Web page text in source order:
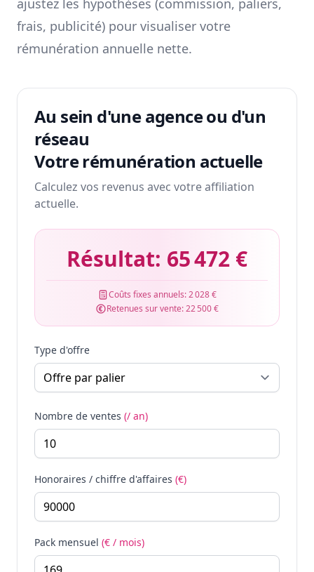
ajustez les hypothèses (commission, paliers,
frais, publicité) pour visualiser votre
rémunération annuelle nette.
Au sein d'une agence ou d'un
réseau
Votre rémunération actuelle
Calculez vos revenus avec votre affiliation
actuelle.
Résultat: 65 472 €
Coûts fixes annuels:2 028 €
Retenues sur vente:22 500 €
Type d'offre
Nombre de ventes (/ an)
Honoraires / chiffre d'affaires (€)
Pack mensuel (€ / mois)